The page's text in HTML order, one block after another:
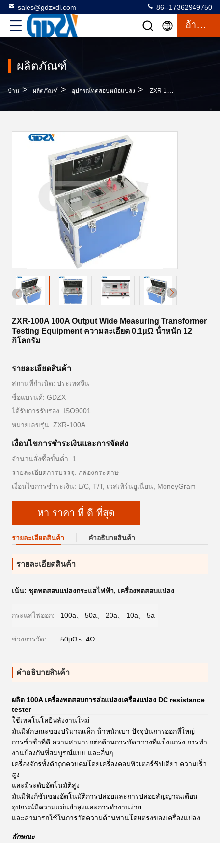
sales@gdzxdl.com 86--17362949750
อ้างอิง
ผลิตภัณฑ์
บ้าน > ผลิตภัณฑ์ > อุปกรณ์ทดสอบหม้อแปลง > ZXR-100A 100A Output Wide Measuring Transformer Testing Equipment ความละเอียด 0.1μΩ น้ําหนัก 12 กิโลกรัม
ZXR-100A 100A Output Wide Measuring Transformer
Testing Equipment ความละเอียด 0.1μΩ น้ําหนัก 12
กิโลกรัม
รายละเอียดสินค้า
สถานที่กำเนิด: ประเทศจีน
ชื่อแบรนด์: GDZX
ได้รับการรับรอง: ISO9001
หมายเลขรุ่น: ZXR-100A
เงื่อนไขการชําระเงินและการจัดส่ง
จำนวนสั่งซื้อขั้นต่ำ: 1
รายละเอียดการบรรจุ: กล่องกระดาษ
เงื่อนไขการชำระเงิน: L/C, T/T, เวสเทิร์นยูเนี่ยน, MoneyGram
หา ราคา ที่ ดี ที่สุด
รายละเอียดสินค้า คําอธิบายสินค้า
รายละเอียดสินค้า
เน้น: ชุดทดสอบแปลงกระแสไฟฟ้า, เครื่องทดสอบแปลง
กระแสไฟออก: 100a、 50a、 20a、 10a、 5a
ช่วงการวัด: 50μΩ～ 4Ω
คําอธิบายสินค้า
ผลิต 100A เครื่องทดสอบการล่อแปลงเครื่องแปลง DC resistance
tester
ใช้เทคโนโลยีพลังงานใหม่
มันมีลักษณะของปริมาณเล็ก น้ําหนักเบา ปัจจุบันการออกที่ใหญ่
การซ้ําซ้ําที่ดี ความสามารถต่อต้านการขัดขวางที่แข็งแกร่ง การทํา
งานป้องกันที่สมบูรณ์แบบ และอื่นๆ
เครื่องจักรทั้งตัวถูกควบคุมโดยเครื่องคอมพิวเตอร์ชิปเดียว ความเร็ว
สูง
และมีระดับอัตโนมัติสูง
มันมีฟังก์ชันของอัตโนมัติการปล่อยและการปล่อยสัญญาณเตือน
อุปกรณ์มีความแม่นยําสูงและการทํางานง่าย
และสามารถใช้ในการวัดความต้านทานโดยตรงของเครื่องแปลง
ลักษณะ